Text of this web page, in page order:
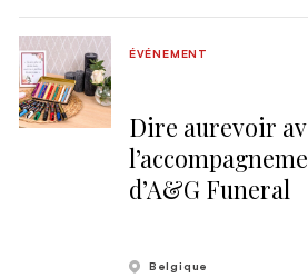
Dire aurevoir
d’A&G Funeral
ÉVÉNEMENT
Belgique